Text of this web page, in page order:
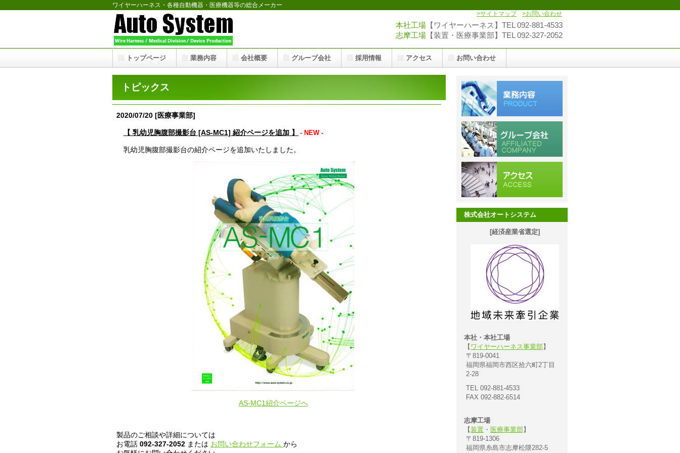
ワイヤーハーネス・各種自動機器・医療機器等の総合メーカー
>サイトマップ >お問い合わせ
本社工場 【ワイヤーハーネス】TEL 092-881-4533
志摩工場 【装置・医療事業部】TEL 092-327-2052
トピックス
2020/07/20 [医療事業部]
【 乳幼児胸腹部撮影台 [AS-MC1] 紹介ページを追加 】 - NEW -
乳幼児胸腹部撮影台の紹介ページを追加いたしました。
AS-MC1紹介ページへ
製品のご相談や詳細については
お電話 092-327-2052 または お問い合わせフォーム から
トップページ 業務内容 会社概要 グループ会社 採用情報 アクセス お問い合わせ
株式会社オートシステム
[経済産業省選定]
本社・本社工場
【 ワイヤーハーネス事業部】
〒819-0041
福岡県福岡市西区拾六町2丁目
2-28
TEL 092-881-4533
FAX 092-882-6514
志摩工場
【装置 ・ 医療事業部】
〒819-1306
福岡県糸島市志摩松隈282-5